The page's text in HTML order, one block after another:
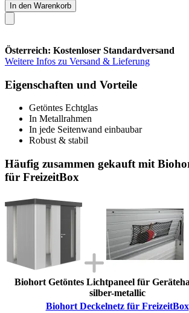
In den Warenkorb
Österreich: Kostenloser Standardversand
Weitere Infos zu Versand & Lieferung
Eigenschaften und Vorteile
Getöntes Echtglas
In Metallrahmen
In jede Seitenwand einbaubar
Robust & stabil
Häufig zusammen gekauft mit
für FreizeitBox
Biohort Getöntes Lichtpaneel für
silber-metallic
Biohort Deckelnetz für FreizeitBox